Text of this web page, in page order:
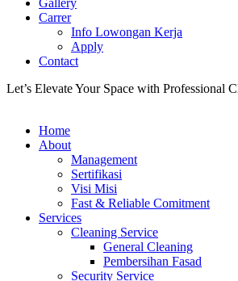
Gallery
Carrer
Info Lowongan Kerja
Apply
Contact
Let’s Elevate Your Space with Professional
Home
About
Management
Sertifikasi
Visi Misi
Fast & Reliable Comitment
Services
Cleaning Service
General Cleaning
Pembersihan Fasad
Security Service